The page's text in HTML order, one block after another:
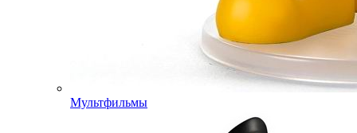
Мультфильмы